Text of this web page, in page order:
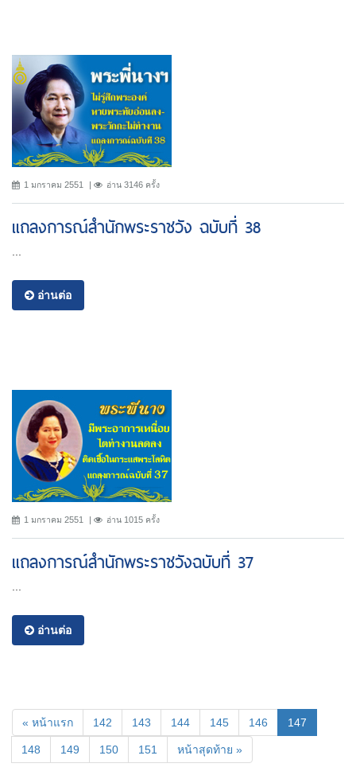
1 มกราคม 2551 อ่าน 3146 ครั้ง
แถลงการณ์สำนักพระราชวัง ฉบับที่ 38
อ่านต่อ
1 มกราคม 2551 อ่าน 1015 ครั้ง
แถลงการณ์สำนักพระราชวังฉบับที่ 37
อ่านต่อ
« หน้าแรก 142 143 144 145 146 147
148 149 150 151 หน้าสุดท้าย »